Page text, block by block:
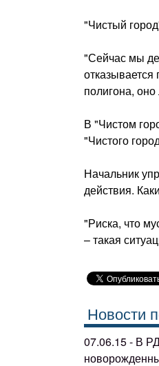
"Чистый
"Сейчас мы
полигона,
В "Чистом
"Чистого
Начальник
действия.
"Риска, что
– такая
Новости
07.06.15 - В